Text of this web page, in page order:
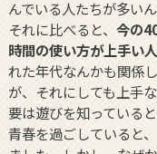
んでいる人たちが多いん
それに比べると、 今の
時間の使い方が上手い
れた年代なんかも関係
が、それにしても上手な
要は遊びを知っている
青春を過ごしていると